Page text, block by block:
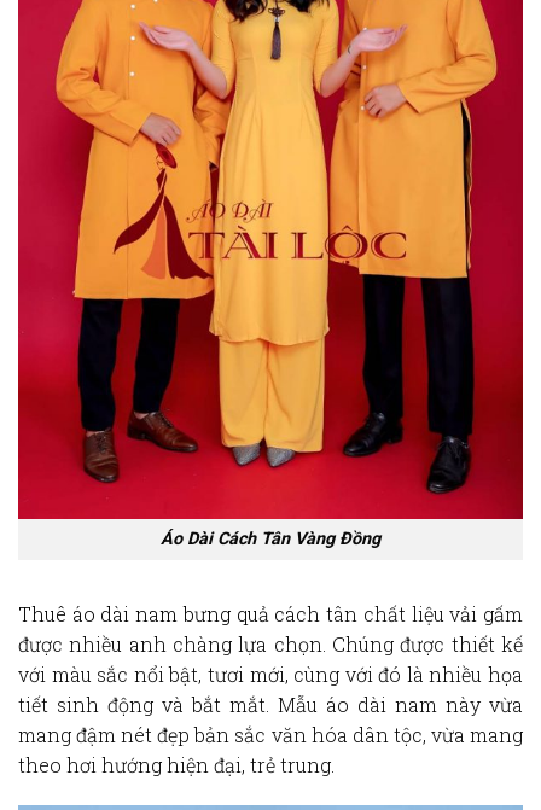
Áo Dài Cách Tân Vàng Đồng
Thuê áo dài nam bưng quả cách tân chất liệu vải gấm
được nhiều anh chàng lựa chọn. Chúng được thiết kế
với màu sắc nổi bật, tươi mới, cùng với đó là nhiều họa
tiết sinh động và bắt mắt. Mẫu áo dài nam này vừa
mang đậm nét đẹp bản sắc văn hóa dân tộc, vừa mang
theo hơi hướng hiện đại, trẻ trung.